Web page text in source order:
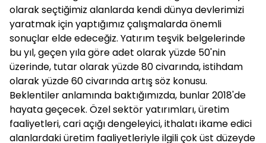
olarak seçtiğimiz alanlarda kendi dünya devlerimizi
yaratmak için yaptığımız çalışmalarda önemli
sonuçlar elde edeceğiz. Yatırım teşvik belgelerinde
bu yıl, geçen yıla göre adet olarak yüzde 50'nin
üzerinde, tutar olarak yüzde 80 civarında, istihdam
olarak yüzde 60 civarında artış söz konusu.
Beklentiler anlamında baktığımızda, bunlar 2018'de
hayata geçecek. Özel sektör yatırımları, üretim
faaliyetleri, cari açığı dengeleyici, ithalatı ikame edici
alanlardaki üretim faaliyetleriyle ilgili çok üst düzeyde